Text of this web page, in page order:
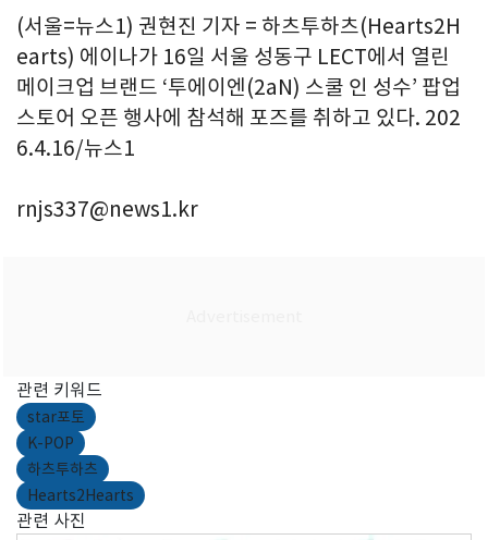
(서울=뉴스1) 권현진 기자 = 하츠투하츠(Hearts2H
earts) 에이나가 16일 서울 성동구 LECT에서 열린
메이크업 브랜드 ‘투에이엔(2aN) 스쿨 인 성수’ 팝업
스토어 오픈 행사에 참석해 포즈를 취하고 있다. 202
6.4.16/뉴스1
rnjs337@news1.kr
관련 키워드
star포토
K-POP
하츠투하츠
Hearts2Hearts
관련 사진